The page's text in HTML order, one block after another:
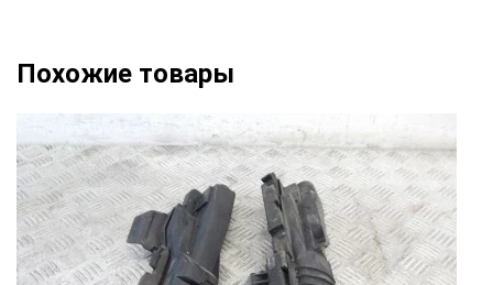
Похожие товары